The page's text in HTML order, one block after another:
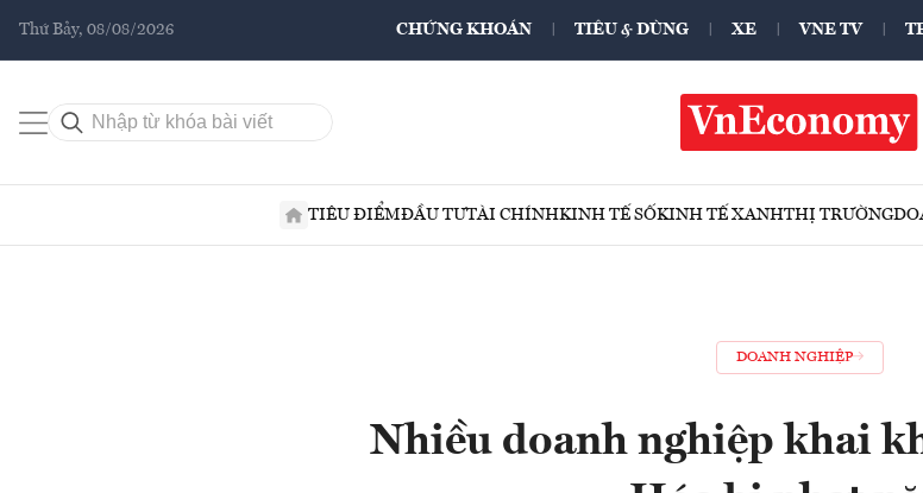
Thứ Bảy, 08/08/2026 CHỨNG KHOÁN TIÊU & DÙNG XE VNE TV
TIÊU ĐIỂMĐẦU TƯTÀI CHÍNHKINH TẾ SỐKINH TẾ XANHTHỊ TRƯỜNG
DOANH NGHIỆP
Nhiều doanh nghiệp khai